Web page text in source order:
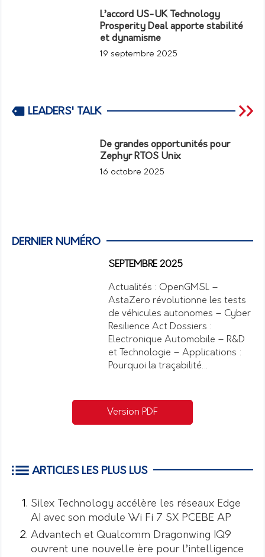
L’accord US-UK Technology
Prosperity Deal apporte stabilité
et dynamisme
19 septembre 2025
LEADERS' TALK
De grandes opportunités pour
Zephyr RTOS Unix
16 octobre 2025
DERNIER NUMÉRO
SEPTEMBRE 2025
Actualités : OpenGMSL –
AstaZero révolutionne les tests
de véhicules autonomes – Cyber
Resilience Act Dossiers :
Electronique Automobile – R&D
et Technologie – Applications :
Pourquoi la traçabilité…
Version PDF
ARTICLES LES PLUS LUS
Silex Technology accélère les réseaux Edge
AI avec son module Wi Fi 7 SX PCEBE AP
Advantech et Qualcomm Dragonwing IQ9
ouvrent une nouvelle ère pour l’intelligence